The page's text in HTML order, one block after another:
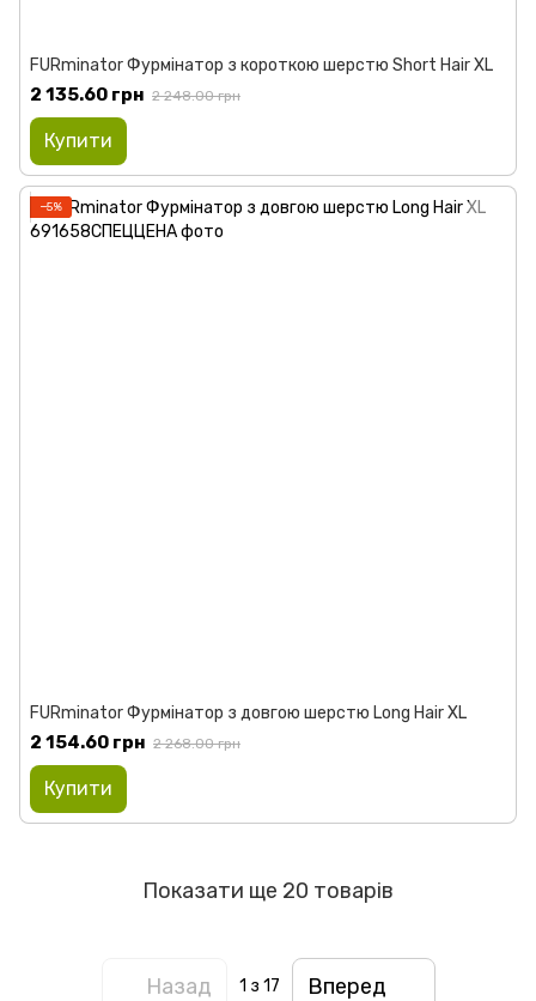
FURminator Фурмінатор з короткою шерстю Short Hair ХL
2 135.60 грн 2 248.00 грн
Купити
−5%
FURminator Фурмінатор з довгою шерстю Long Hair XL
2 154.60 грн 2 268.00 грн
Купити
Показати ще 20 товарів
Назад 1 з 17 Вперед